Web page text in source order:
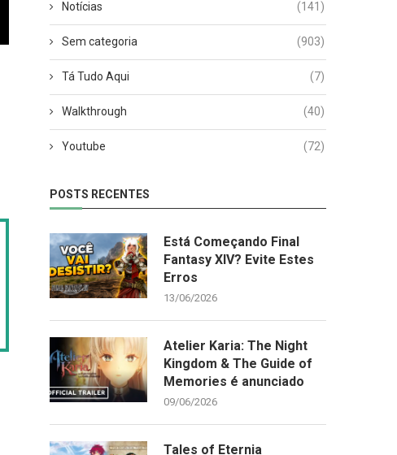
Notícias (141)
Sem categoria (903)
Tá Tudo Aqui (7)
Walkthrough (40)
Youtube (72)
POSTS RECENTES
Está Começando Final
Fantasy XIV? Evite Estes
Erros
13/06/2026
Atelier Karia: The Night
Kingdom & The Guide of
Memories é anunciado
09/06/2026
Tales of Eternia